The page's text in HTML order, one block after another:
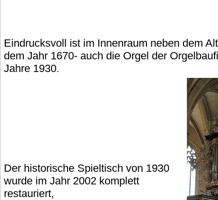
Eindrucksvoll ist im Innenraum neben dem
dem Jahr 1670- auch die Orgel der
Jahre 1930.
Der historische Spieltisch von 1930
wurde im Jahr 2002 komplett
restauriert,